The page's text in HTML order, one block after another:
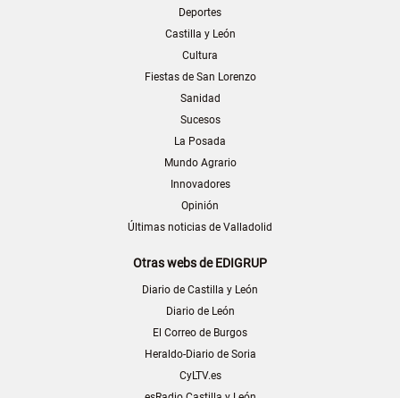
Deportes
Castilla y León
Cultura
Fiestas de San Lorenzo
Sanidad
Sucesos
La Posada
Mundo Agrario
Innovadores
Opinión
Últimas noticias de Valladolid
Otras webs de EDIGRUP
Diario de Castilla y León
Diario de León
El Correo de Burgos
Heraldo-Diario de Soria
CyLTV.es